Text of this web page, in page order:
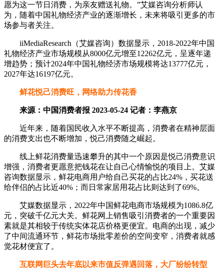
愿为这一节日消费，为亲友赠送礼物。”艾媒咨询分析师认
为，随着中国礼物经济产业的逐渐增长，未来将吸引更多的市
场参与者关注。
iiMediaResearch（艾媒咨询）数据显示，2018-2022年中国
礼物经济产业市场规模从8000亿元增至12262亿元，呈逐年递
增趋势；预计2024年中国礼物经济市场规模将达13777亿元，
2027年达16197亿元。
鲜花悦己消费旺，网络助力传花香
来源：中国消费者报 2023-05-24 记者：李燕京
近年来，随着国民收入水平不断提高，消费者在精神层面
的消费支出也不断增加，悦己消费随之崛起。
线上鲜花消费量迅速攀升的其中一个原因是悦己消费意识
增强，消费者更愿意把钱花在让自己心情愉悦的项目上。艾媒
咨询数据显示，鲜花电商用户给自己买花的占比24%，买花送
给伴侣的占比近40%；而日常家居用花占比则达到了69%。
艾媒数据显示，2022年中国鲜花电商市场规模为1086.8亿
元，突破千亿元大关。鲜花网上销售吸引消费者的一个重要因
素就是其相较于传统实体花店价格更便宜。电商的出现，减少
了中间流通环节，鲜花市场批零差价的空间变窄，消费者就感
觉花材便宜了。
互联网巨头去年底以来市值反弹遇回落，大厂纷纷转型